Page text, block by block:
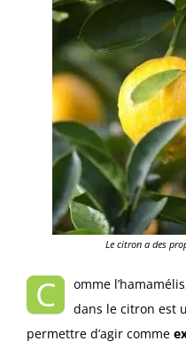
Le citron a des
C
omme
dans le citron est
permettre d’agir comme